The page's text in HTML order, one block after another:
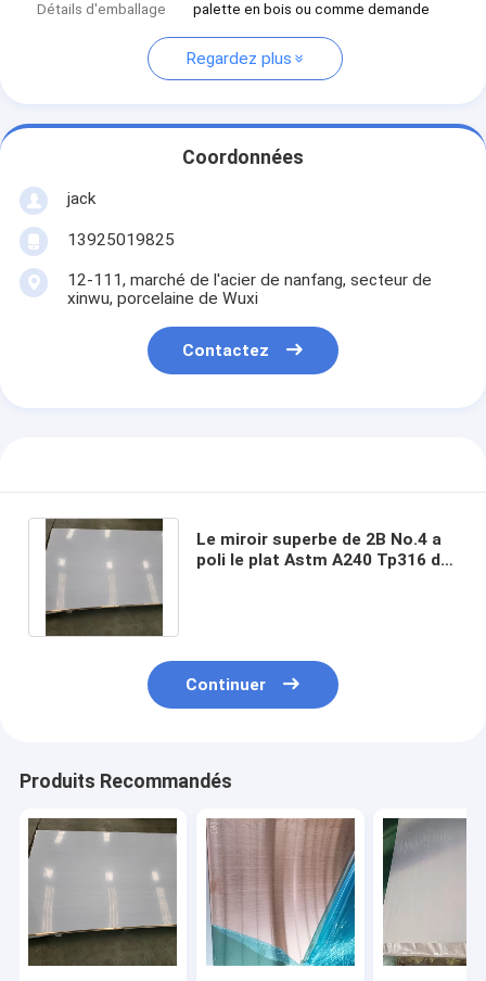
Détails d'emballage
palette en bois ou comme demande
Regardez plus
Coordonnées
jack
13925019825
12-111, marché de l'acier de nanfang, secteur de
xinwu, porcelaine de Wuxi
Contactez
Le miroir superbe de 2B No.4 a
poli le plat Astm A240 Tp316 de
Continuer
Produits Recommandés